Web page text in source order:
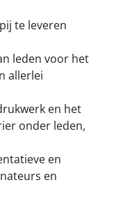
te leveren
leden voor het
allerlei
en het
onder leden,
en
en